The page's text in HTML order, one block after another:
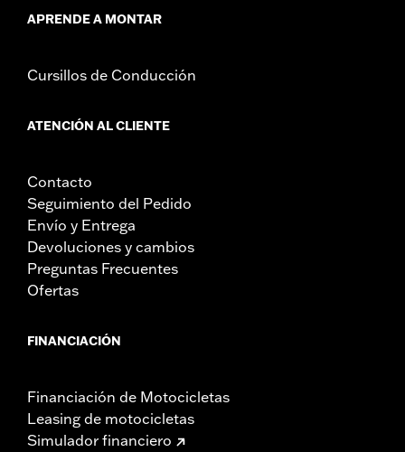
APRENDE A MONTAR
Cursillos de Conducción
ATENCIÓN AL CLIENTE
Contacto
Seguimiento del Pedido
Envío y Entrega
Devoluciones y cambios
Preguntas Frecuentes
Ofertas
FINANCIACIÓN
Financiación de Motocicletas
Leasing de motocicletas
Simulador financiero